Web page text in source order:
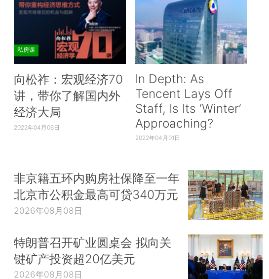
私房课
向松祚：宏观经济70
讲，带你了解国内外
经济大局
2022年04月06日
In Depth: As
Tencent Lays Off
Staff, Is Its ‘Winter’
Approaching?
2022年04月01日
非京籍五环内购房社保降至一年
北京市公积金最高可贷340万元
2026年08月08日
特朗普召开矿业圆桌会 拟向关
键矿产投资超20亿美元
2026年08月08日